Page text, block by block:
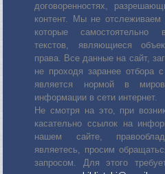
договоренностях,
контент. Мы не отслеживаем
которые самостоятельно
текстов, являющиеся
права. Все данные на сайт,
не проходя заранее отбора
является нормой в
информации в сети интернет.
Не смотря на это, при
касательно ссылок на
нашем сайте,
являетесь, просим
запросом. Для этого